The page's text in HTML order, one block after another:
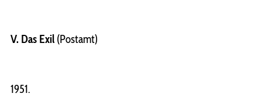
V. Das Exil (Postamt)
1951.